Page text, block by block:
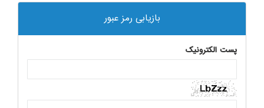
بازیابی رمز عبور
پست الکترونیک